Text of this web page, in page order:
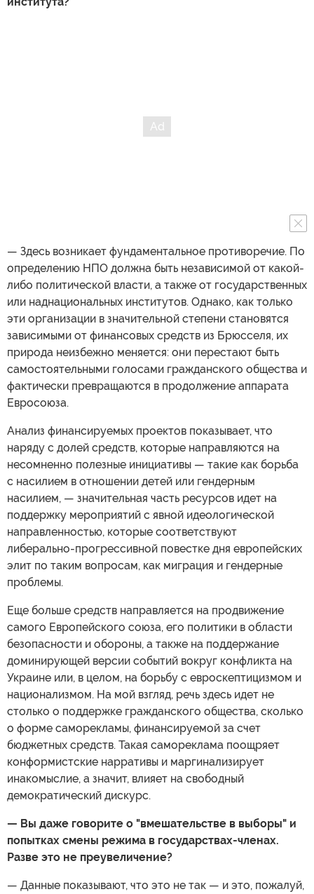
— Здесь возникает фундаментальное противоречие. По
определению НПО должна быть независимой от какой-
либо политической власти, а также от государственных
или наднациональных институтов. Однако, как только
эти организации в значительной степени становятся
зависимыми от финансовых средств из Брюсселя, их
природа неизбежно меняется: они перестают быть
самостоятельными голосами гражданского общества и
фактически превращаются в продолжение аппарата
Евросоюза.
Анализ финансируемых проектов показывает, что
наряду с долей средств, которые направляются на
несомненно полезные инициативы — такие как борьба
с насилием в отношении детей или гендерным
насилием, — значительная часть ресурсов идет на
поддержку мероприятий с явной идеологической
направленностью, которые соответствуют
либерально-прогрессивной повестке дня европейских
элит по таким вопросам, как миграция и гендерные
проблемы.
Еще больше средств направляется на продвижение
самого Европейского союза, его политики в области
безопасности и обороны, а также на поддержание
доминирующей версии событий вокруг конфликта на
Украине или, в целом, на борьбу с евроскептицизмом и
национализмом. На мой взгляд, речь здесь идет не
столько о поддержке гражданского общества, сколько
о форме саморекламы, финансируемой за счет
бюджетных средств. Такая самореклама поощряет
конформистские нарративы и маргинализирует
инакомыслие, а значит, влияет на свободный
демократический дискурс.
— Вы даже говорите о "вмешательстве в выборы" и
попытках смены режима в государствах-членах.
Разве это не преувеличение?
— Данные показывают, что это не так — и это, пожалуй,